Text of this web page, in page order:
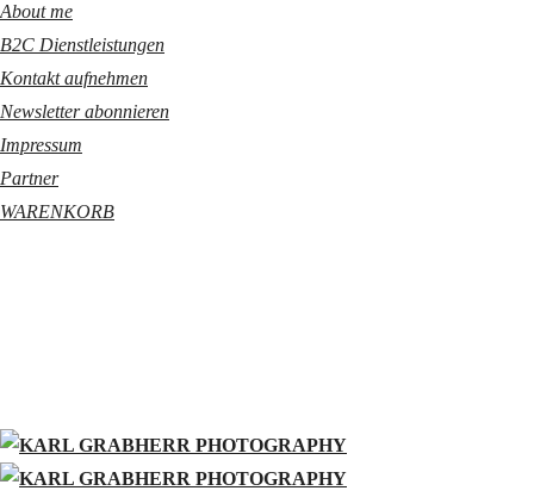
About me
B2C Dienstleistungen
Kontakt aufnehmen
Newsletter abonnieren
Impressum
Partner
WARENKORB